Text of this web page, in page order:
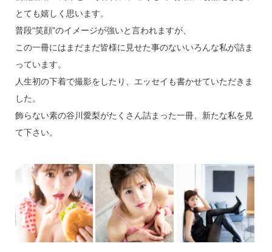
とても嬉しく思います。
普段“笑顔”のイメージが強いと言われますが、
この一冊にはまだまだ皆様に見せた事のないいろんな私が詰ま
っています。
人生初の下着で撮影をしたり、エッセイも書かせていただきま
した。
飾らない素の谷川愛梨がたくさん詰まった一冊、新たな私を見
て下さい。